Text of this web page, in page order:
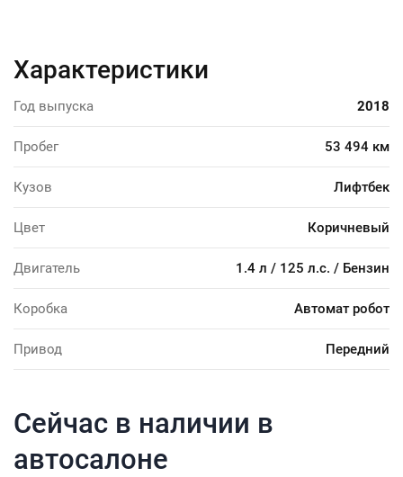
Характеристики
Год выпуска 2018
Пробег 53 494 км
Кузов Лифтбек
Цвет Коричневый
Двигатель 1.4 л / 125 л.с. / Бензин
Коробка Автомат робот
Привод Передний
Сейчас в наличии в
автосалоне